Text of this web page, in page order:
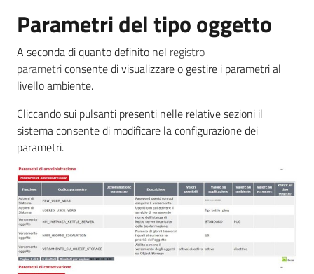
Parametri del tipo oggetto
A seconda di quanto definito nel registro
parametriconsente di visualizzare o gestire i parametri al
livello ambiente.
Cliccando sui pulsanti presenti nelle relative sezioni il
sistema consente di modificare la configurazione dei
parametri.